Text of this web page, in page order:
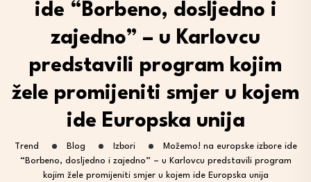
ide “Borbeno, dosljedno i
zajedno” – u Karlovcu
predstavili program kojim
žele promijeniti smjer u kojem
ide Europska unija
Trend Blog Izbori
Možemo! na europske izbore ide
“Borbeno, dosljedno i zajedno” – u Karlovcu predstavili program
kojim žele promijeniti smjer u kojem ide Europska unija